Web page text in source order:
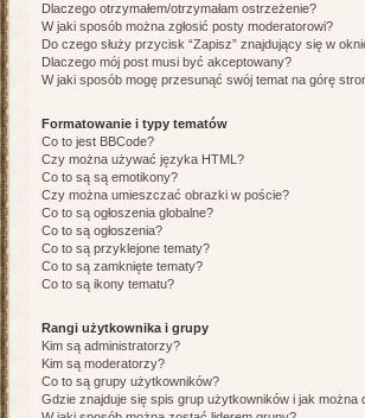
Dlaczego otrzymałem/otrzymałam ostrzeżenie?
W jaki sposób można zgłosić posty moderatorowi?
Do czego służy przycisk “Zapisz” znajdujący się w
Dlaczego mój post musi być akceptowany?
W jaki sposób mogę przesunąć swój temat na górę
Formatowanie i typy tematów
Co to jest BBCode?
Czy można używać języka HTML?
Co to są są emotikony?
Czy można umieszczać obrazki w poście?
Co to są ogłoszenia globalne?
Co to są ogłoszenia?
Co to są przyklejone tematy?
Co to są zamknięte tematy?
Co to są ikony tematu?
Rangi użytkownika i grupy
Kim są administratorzy?
Kim są moderatorzy?
Co to są grupy użytkowników?
Gdzie znajduje się spis grup użytkowników i jak można